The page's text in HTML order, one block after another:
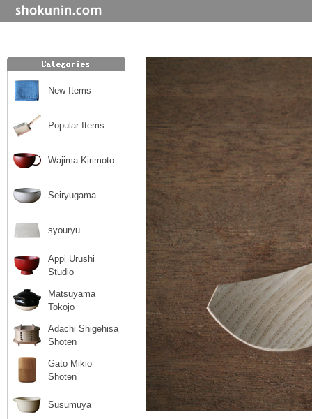
New Items
Popular Items
Wajima Kirimoto
Seiryugama
syouryu
Appi Urushi
Studio
Matsuyama
Tokojo
Adachi Shigehisa
Shoten
Gato Mikio
Shoten
Susumuya